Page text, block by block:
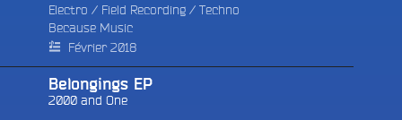
Electro / Field Recording / Techno
Because Music
Février 2018
Belongings EP
2000 and One